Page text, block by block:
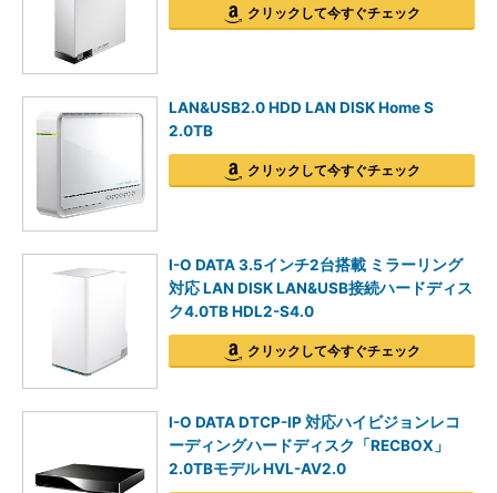
クリックして今すぐチェック
LAN&USB2.0 HDD LAN DISK Home S
2.0TB
クリックして今すぐチェック
I-O DATA 3.5インチ2台搭載 ミラーリング
対応 LAN DISK LAN&USB接続ハードディス
ク4.0TB HDL2-S4.0
クリックして今すぐチェック
I-O DATA DTCP-IP 対応ハイビジョンレコ
ーディングハードディスク「RECBOX」
2.0TBモデル HVL-AV2.0